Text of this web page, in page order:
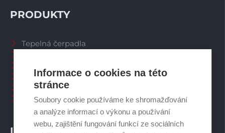
Informace o cookies na této
stránce
Soubory cookie používáme ke shromažďování
a analýze informací o výkonu a používání
webu, zajištění fungování funkcí ze sociálních
PRODUKTY
Tepelná čerpadla
Spalinové systémy
Plynové kotle
Ostatní příslušenství